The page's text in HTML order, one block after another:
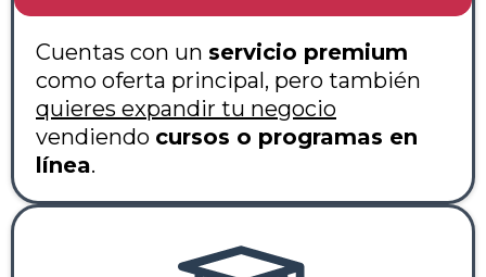
Cuentas con un servicio premium
como oferta principal, pero también
quieres expandir tu negocio
vendiendo cursos o programas en
línea.